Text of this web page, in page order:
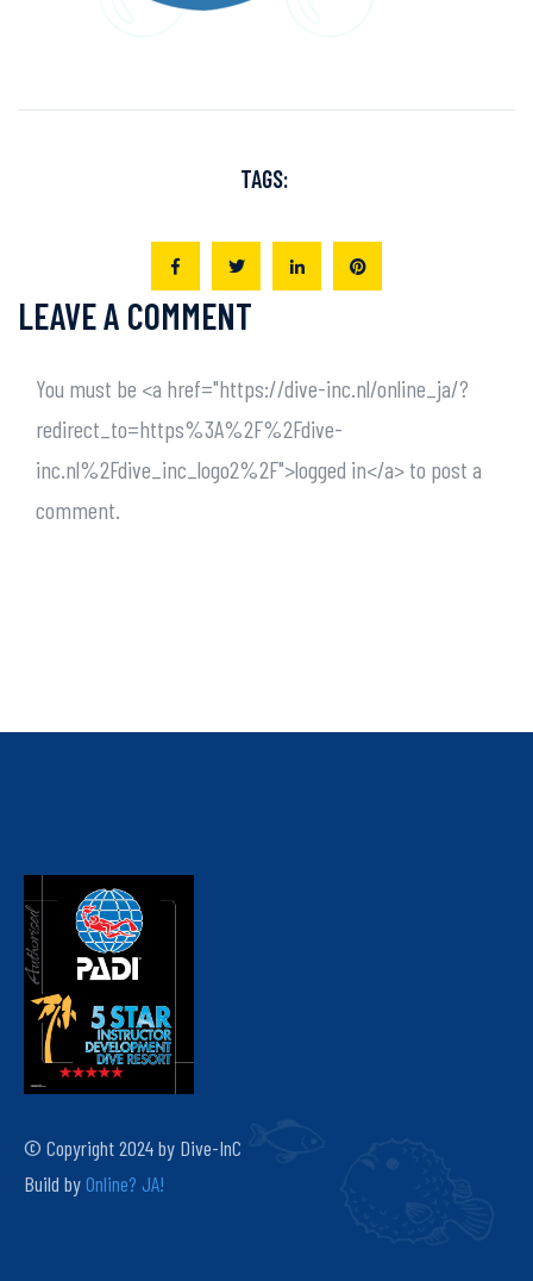
TAGS:
LEAVE A COMMENT
You must be <a href="https://dive-inc.nl/online_ja/?
redirect_to=https%3A%2F%2Fdive-
inc.nl%2Fdive_inc_logo2%2F">logged in</a> to post a
comment.
© Copyright 2024 by Dive-InC
Build byOnline? JA!